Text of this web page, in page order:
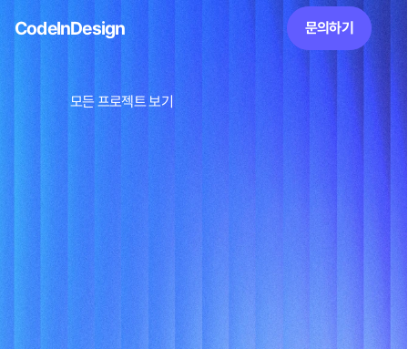
CodeInDesign 문의하기
모든 프로젝트 보기
업메이트, 실시간 채팅 기